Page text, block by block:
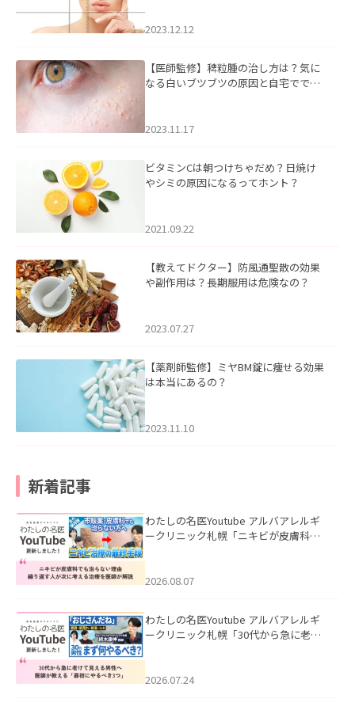
2023.12.12
【医師監修】稗粒腫の治し方は？気に
なる白いブツブツの原因と自宅ででき
2023.11.17
ビタミンCは朝つけちゃだめ？日焼け
やシミの原因になるってホント？
2021.09.22
【教えてドクター】防風通聖散の効果
や副作用は？長期服用は危険なの？
2023.07.27
【薬剤師監修】ミヤBM錠に痩せる効果
は本当にあるの？
2023.11.10
新着記事
わたしの名医Youtube アルバアレルギ
ークリニック札幌「ニキビが皮膚科で
ました。
2026.08.07
わたしの名医Youtube アルバアレルギ
ークリニック札幌「30代から急に老け
た。
2026.07.24